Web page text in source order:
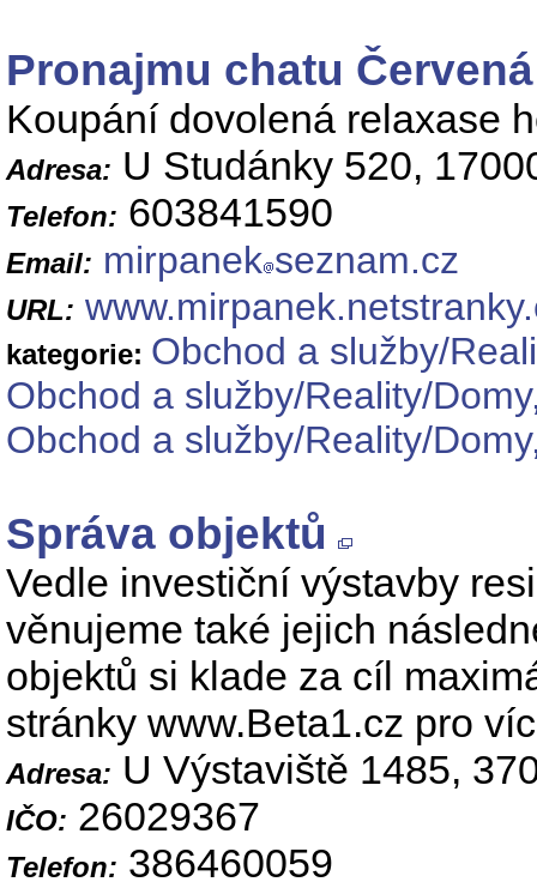
Pronajmu chatu
Koupání dovolená relaxase
Adresa: U Studánky 520,
Telefon: 603841590
Email: mirpanek seznam.cz
URL:
kategorie: Obchod a služby/
Obchod a služby/Reality/
Obchod a služby/Reality/
Správa objektů
Vedle investiční výstavby
věnujeme také jejich
objektů si klade za cíl
stránky www.Beta1.cz pro
Adresa: U Výstaviště 1485,
IČO: 26029367
Telefon: 386460059